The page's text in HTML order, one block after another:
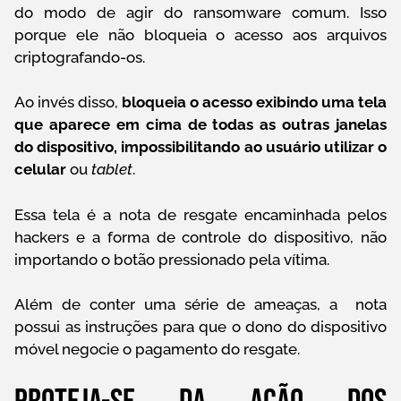
do modo de agir do ransomware comum. Isso
porque ele não bloqueia o acesso aos arquivos
criptografando-os.
Ao invés disso, bloqueia o acesso exibindo uma tela
que aparece em cima de todas as outras janelas
do dispositivo, impossibilitando ao usuário utilizar o
celular ou tablet.
Essa tela é a nota de resgate encaminhada pelos
hackers e a forma de controle do dispositivo, não
importando o botão pressionado pela vítima.
Além de conter uma série de ameaças, a nota
possui as instruções para que o dono do dispositivo
móvel negocie o pagamento do resgate.